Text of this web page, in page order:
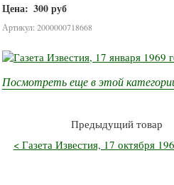
Цена: 300 руб
Артикул: 2000000718668
Посмотреть еще в этой
Предыдущий товар
< Газета Известия, 17 октября